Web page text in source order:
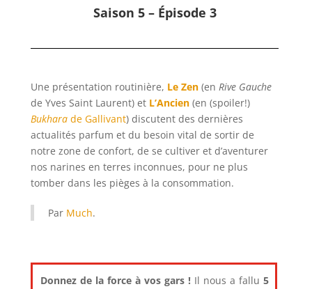
Saison 5 – Épisode 3
Une présentation routinière, Le Zen (enRive Gauche
de Yves Saint Laurent) et L’Ancien (en (spoiler!)
Bukhara de Gallivant) discutent des dernières
actualités parfum et du besoin vital de sortir de
notre zone de confort, de se cultiver et d’aventurer
nos narines en terres inconnues, pour ne plus
tomber dans les pièges à la consommation.
Par Much.
Donnez de la force à vos gars !Il nous a fallu 5